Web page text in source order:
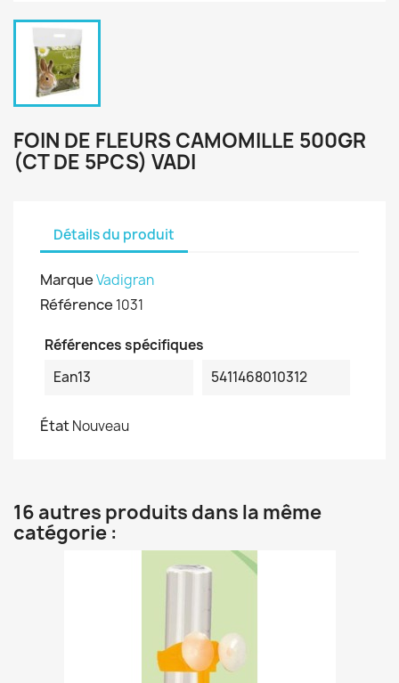
FOIN DE FLEURS CAMOMILLE 500GR
(CT DE 5PCS) VADI
Détails du produit
MarqueVadigran
Référence 1031
Références spécifiques
Ean13
5411468010312
ÉtatNouveau
16 autres produits dans la même
catégorie :